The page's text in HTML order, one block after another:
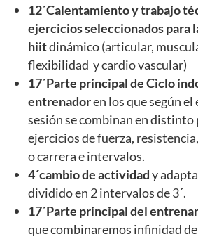
12´Calentamiento y trabajo
ejercicios seleccionados para
hiitdinámico (articular,
flexibilidad y cardio vascular)
17´Parte principal de Ciclo
entrenadoren los que según el
sesión se combinan en
ejercicios de fuerza,
o carrera e intervalos.
4´cambio de actividad y
dividido en 2 intervalos de 3´.
17´Parte principal del
que combinaremos infinidad